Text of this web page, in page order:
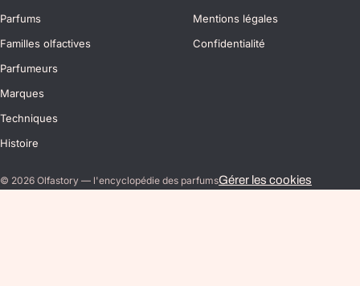
Parfums
Familles olfactives
Parfumeurs
Marques
Techniques
Histoire
Mentions légales
Confidentialité
© 2026 Olfastory — l'encyclopédie des parfumsGérer les cookies